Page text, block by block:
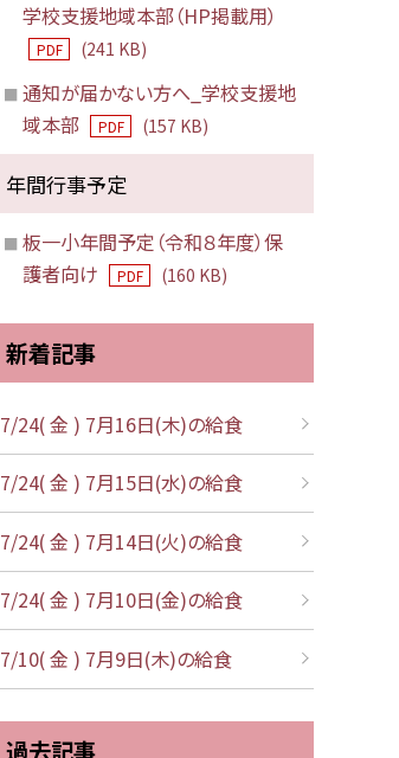
学校支援地域本部（HP掲載用）
PDF (241 KB)
通知が届かない方へ_学校支援地
域本部
PDF (157 KB)
年間行事予定
板一小年間予定（令和８年度）保
護者向け
PDF (160 KB)
新着記事
7/24( 金 ) 7月16日(木)の給食
7/24( 金 ) 7月15日(水)の給食
7/24( 金 ) 7月14日(火)の給食
7/24( 金 ) 7月10日(金)の給食
7/10( 金 ) 7月9日(木)の給食
過去記事